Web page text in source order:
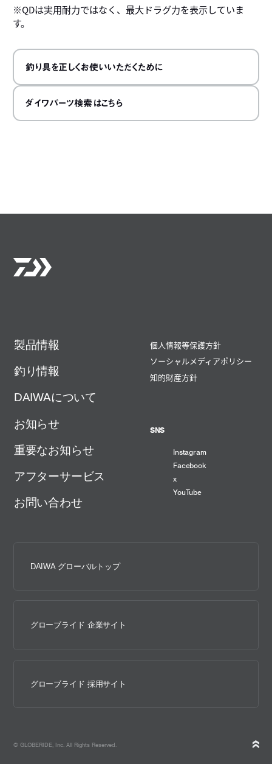
※QDは実用耐力ではなく、最大ドラグ力を表示していま
す。
釣り具を正しくお使いいただくために
ダイワパーツ検索はこちら
製品情報
釣り情報
DAIWAについて
お知らせ
重要なお知らせ
アフターサービス
お問い合わせ
個人情報等保護方針
ソーシャルメディアポリシー
知的財産方針
SNS
Instagram
Facebook
x
YouTube
DAIWA グローバルトップ
グローブライド 企業サイト
グローブライド 採用サイト
© GLOBERIDE, Inc. All Rights Reserved.